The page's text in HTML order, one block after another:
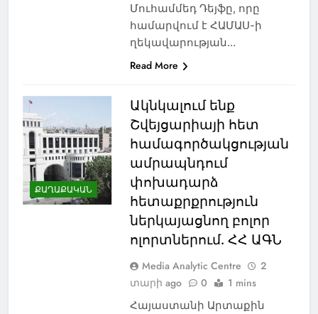
Մուհամմեդ Դեյֆը, որը
համարվում է ՀԱՄԱՍ-ի
ղեկավարության…
Read More
ՔԱՂԱՔԱԿԱՆ
Ակնկալում ենք
Շվեյցարիայի հետ
համագործակցության
ամրապնդում
փոխադարձ
հետաքրքրություն
ներկայացնող բոլոր
ոլորտներում. ՀՀ ԱԳՆ
Media Analytic Centre
2
տարի ago
0 1 mins
Հայաստանի Արտաքին